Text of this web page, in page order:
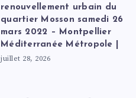
renouvellement urbain du
quartier Mosson samedi 26
mars 2022 – Montpellier
Méditerranée Métropole |
juillet 28, 2026